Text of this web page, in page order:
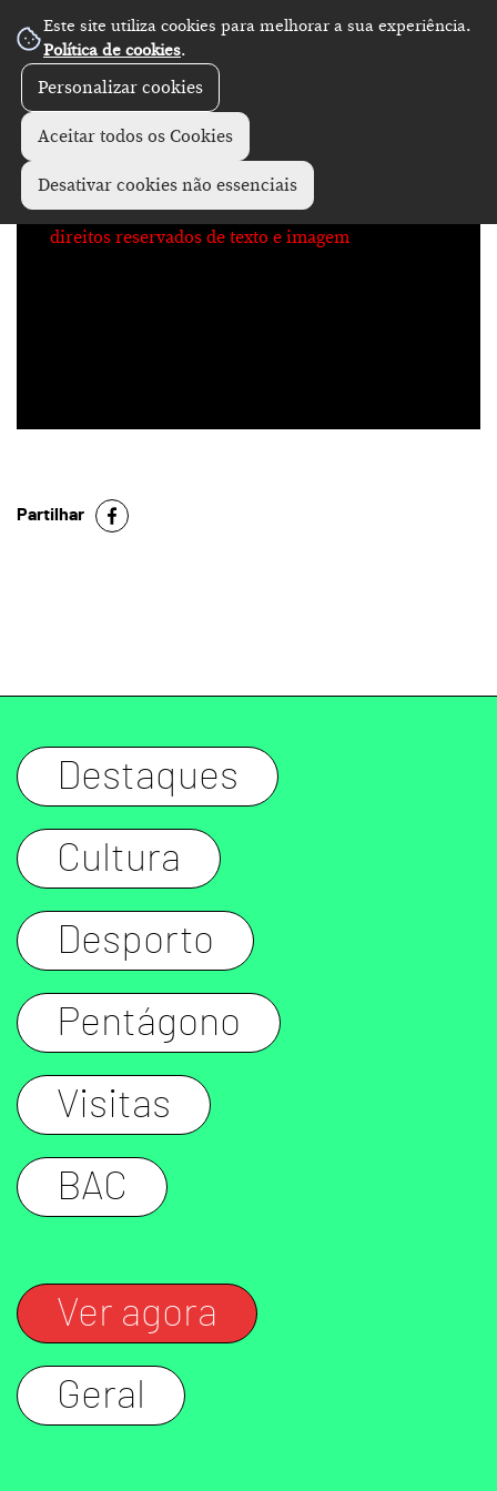
Este site utiliza cookies para melhorar a sua experiência.
Política de cookies.
Personalizar cookies
Aceitar todos os Cookies
Desativar cookies não essenciais
No Record
direitos reservados de texto e imagem
Partilhar
Destaques
Cultura
Desporto
Pentágono
Visitas
BAC
Ver agora
Geral